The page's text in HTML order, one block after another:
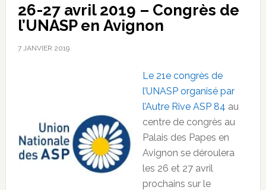
26-27 avril 2019 – Congrès de
l’UNASP en Avignon
7 JANVIER 2019
Le 21e congrès de
l’UNASP organisé par
l’Autre Rive ASP 84 au
centre de congrès au
Palais des Papes en
Avignon se déroulera
les 26 et 27 avril
prochains sur le